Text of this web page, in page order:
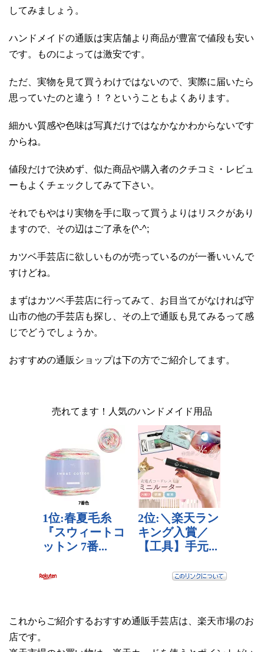
してみましょう。
ハンドメイドの通販は実店舗より商品が豊富で値段も安い
です。ものによっては激安です。
ただ、実物を見て買うわけではないので、実際に届いたら
思っていたのと違う！？ということもよくあります。
細かい質感や色味は写真だけではなかなかわからないです
からね。
値段だけで決めず、似た商品や購入者のクチコミ・レビュ
ーもよくチェックしてみて下さい。
それでもやはり実物を手に取って買うよりはリスクがあり
ますので、その辺はご了承を(^-^;
カツベ手芸店に欲しいものが売っているのが一番いいんで
すけどね。
まずはカツベ手芸店に行ってみて、お目当てがなければ守
山市の他の手芸店も探し、その上で通販も見てみるって感
じでどうでしょうか。
おすすめの通販ショップは下の方でご紹介してます。
売れてます！人気のハンドメイド用品
これからご紹介するおすすめ通販手芸店は、楽天市場のお
店です。